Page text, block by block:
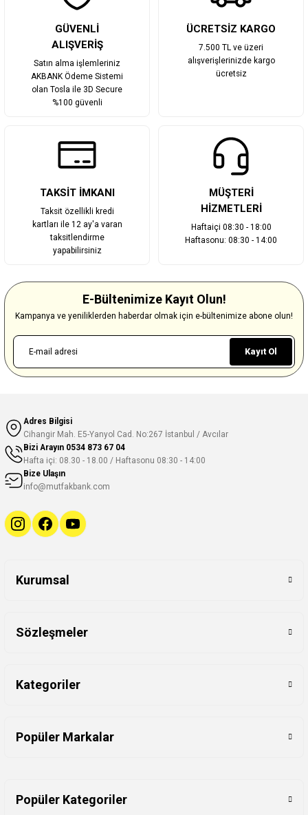
GÜVENLİ
ALIŞVERİŞ
Satın alma işlemleriniz
AKBANK Ödeme Sistemi
olan Tosla ile 3D Secure
%100 güvenli
ÜCRETSİZ KARGO
7.500 TL ve üzeri
alışverişlerinizde kargo
ücretsiz
TAKSİT İMKANI
Taksit özellikli kredi
kartları ile 12 ay'a varan
taksitlendirme
yapabilirsiniz
MÜŞTERİ
HİZMETLERİ
Haftaiçi 08:30 - 18:00
Haftasonu: 08:30 - 14:00
E-Bültenimize Kayıt Olun!
Kampanya ve yeniliklerden haberdar olmak için e-bültenimize abone olun!
Kayıt Ol
Adres Bilgisi
Cihangir Mah. E5-Yanyol Cad. No:267 İstanbul / Avcılar
Bizi Arayın 0534 873 67 04
Hafta içi: 08.30 - 18.00 / Haftasonu 08:30 - 14:00
Bize Ulaşın
info@mutfakbank.com
Kurumsal
Sözleşmeler
Kategoriler
Popüler Markalar
Popüler Kategoriler